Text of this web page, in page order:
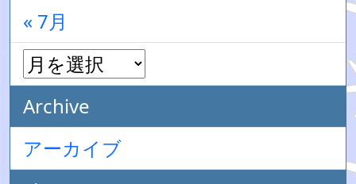
« 7月
Archive
アーカイブ